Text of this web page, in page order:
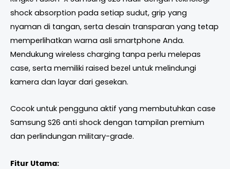
shock absorption pada setiap sudut, grip yang
nyaman di tangan, serta desain transparan yang tetap
memperlihatkan warna asli smartphone Anda.
Mendukung wireless charging tanpa perlu melepas
case, serta memiliki raised bezel untuk melindungi
kamera dan layar dari gesekan.
Cocok untuk pengguna aktif yang membutuhkan case
Samsung S26 anti shock dengan tampilan premium
dan perlindungan military-grade.
Fitur Utama: